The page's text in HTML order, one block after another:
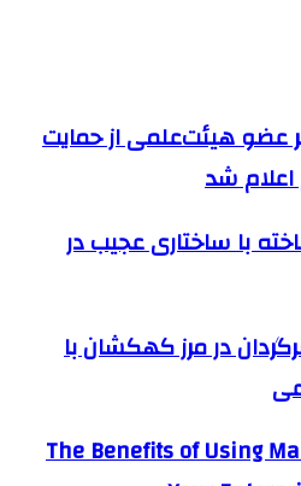
هیئت‌علمی از حمایت
شد
با ساختاری عجیب در
در مرز کهکشان با
The Benefits of Using